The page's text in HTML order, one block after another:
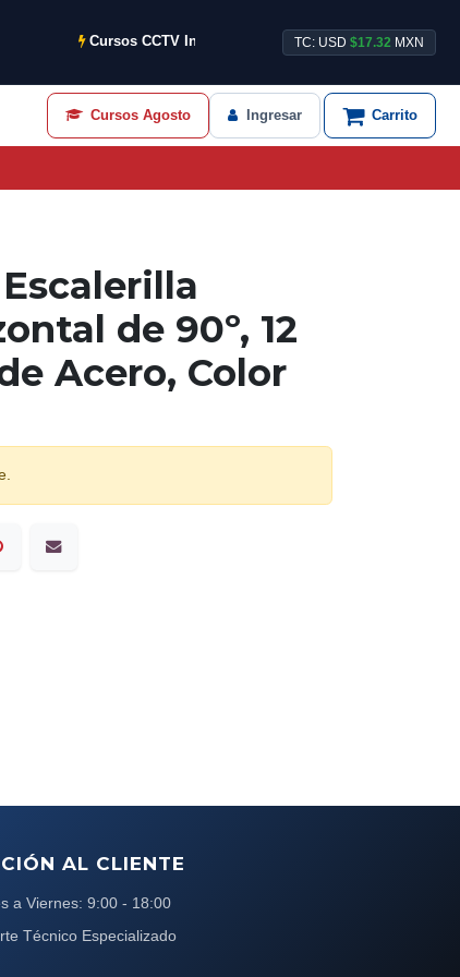
Cursos CCTV Intensivos de Agosto ya disponibles.
TC: USD$17.32 MXN
Cursos Agosto Ingresar Carrito
de 90º, 12
Acero, Color
AL CLIENTE
a Viernes: 9:00 - 18:00
Técnico Especializado